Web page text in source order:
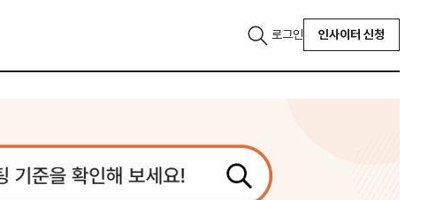
로그인 인사이터 신청